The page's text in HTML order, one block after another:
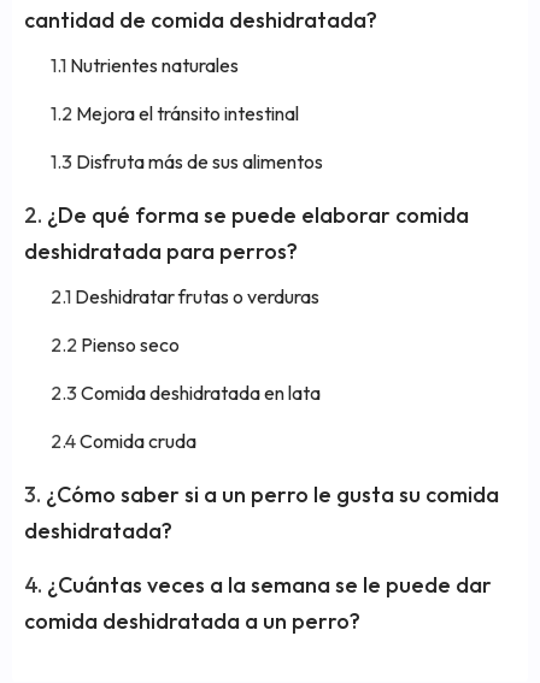
cantidad de comida deshidratada?
Nutrientes naturales
Mejora el tránsito intestinal
Disfruta más de sus alimentos
¿De qué forma se puede elaborar comida
deshidratada para perros?
Deshidratar frutas o verduras
Pienso seco
Comida deshidratada en lata
Comida cruda
¿Cómo saber si a un perro le gusta su comida
deshidratada?
¿Cuántas veces a la semana se le puede dar
comida deshidratada a un perro?